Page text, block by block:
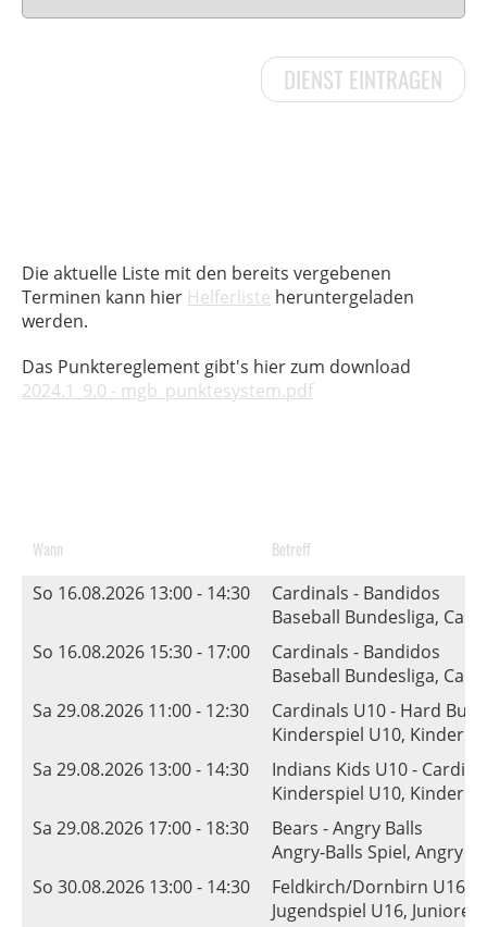
Die aktuelle Liste mit den bereits vergebenen
Terminen kann hier Helferliste heruntergeladen
werden.
Das Punktereglement gibt's hier zum download
2024.1_9.0 - mgb_punktesystem.pdf
Wann Betreff
So 16.08.2026 13:00 - 14:30
Cardinals - Bandidos
Baseball Bundesliga,
So 16.08.2026 15:30 - 17:00
Cardinals - Bandidos
Baseball Bundesliga,
Sa 29.08.2026 11:00 - 12:30
Cardinals U10 - Hard
Kinderspiel U10, Kinder
Sa 29.08.2026 13:00 - 14:30
Indians Kids U10 -
Kinderspiel U10, Kinder
Sa 29.08.2026 17:00 - 18:30
Bears - Angry Balls
Angry-Balls Spiel, Angry
So 30.08.2026 13:00 - 14:30
Feldkirch/Dornbirn U16
Jugendspiel U16,